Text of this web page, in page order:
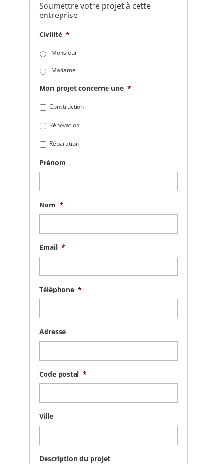
Soumettre votre projet à cette
entreprise
Civilité *
Monsieur
Madame
Mon projet concerne une *
Construction
Rénovation
Réparation
Prénom
Nom *
Email *
Téléphone *
Adresse
Code postal *
Ville
Description du projet